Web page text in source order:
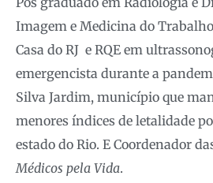
Imagem e Medicina do
Casa do RJ e RQE em
emergencista durante a
Silva Jardim, município que
menores índices de letalidade
estado do Rio. E Coordenador
Médicos pela Vida.